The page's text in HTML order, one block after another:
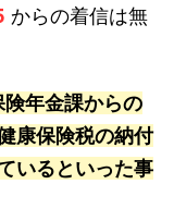
からの着信は無
年金課からの
康保険税の納付
いるといった事